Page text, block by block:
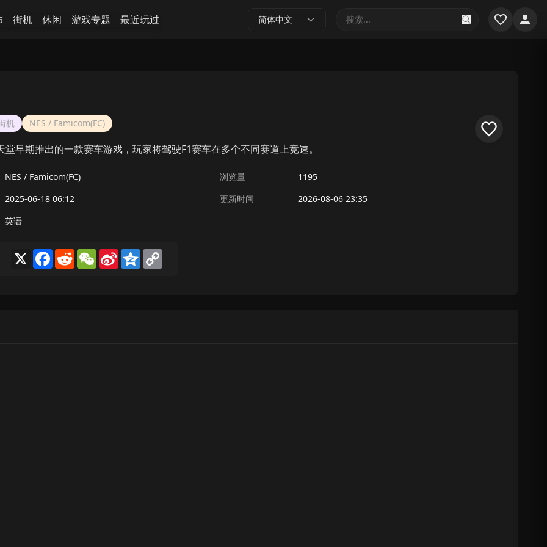
街机 休闲 游戏专题 最近玩过 简体中文
机 NES / Famicom(FC)
堂早期推出的一款赛车游戏，玩家将驾驶F1赛车在多个不同赛道上竞速。
NES / Famicom(FC) 浏览量
1195
2025-06-18 06:12
更新时间
2026-08-06 23:35
英语
X Facebook
RedditWeChat
Sina
Weibo
Qzone